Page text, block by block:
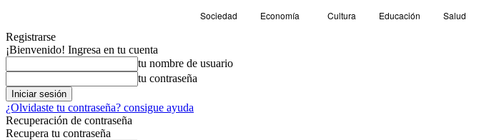
Sociedad Economía Cultura Educación Salud
Registrarse
¡Bienvenido! Ingresa en tu cuenta
tu nombre de usuario
tu contraseña
¿Olvidaste tu contraseña? consigue ayuda
Recuperación de contraseña
Recupera tu contraseña